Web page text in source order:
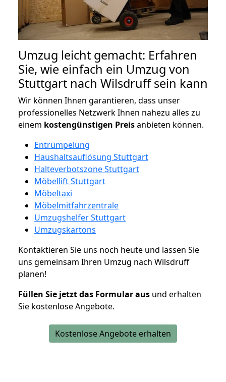
Umzug leicht gemacht: Erfahren
Sie, wie einfach ein Umzug von
Stuttgart nach Wilsdruff sein kann
Wir können Ihnen garantieren, dass unser
professionelles Netzwerk Ihnen nahezu alles zu
einem kostengünstigen Preisanbieten können.
Entrümpelung
Haushaltsauflösung Stuttgart
Halteverbotszone Stuttgart
Möbellift Stuttgart
Möbeltaxi
Möbelmitfahrzentrale
Umzugshelfer Stuttgart
Umzugskartons
Kontaktieren Sie uns noch heute und lassen Sie
uns gemeinsam Ihren Umzug nach Wilsdruff
planen!
Füllen Sie jetzt das Formular aus und erhalten
Sie kostenlose Angebote.
Kostenlose Angebote erhalten